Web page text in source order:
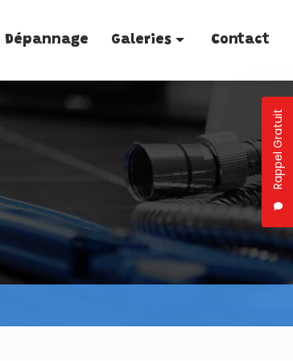
Rappel Gratuit
Dépannage Galeries
Entretien
Dépannage
Contact